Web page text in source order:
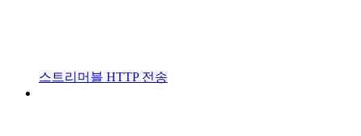
스트리머블 HTTP 전송